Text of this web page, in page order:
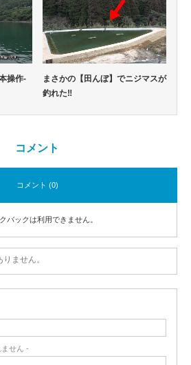
操作-
まさかの【田んぼ】でニジマスが
釣れた‼
コメント
コメント (0)
バックは利用できません。
ません。
せん -